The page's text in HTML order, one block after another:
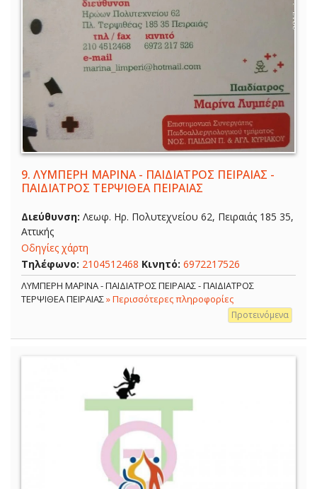
9. ΛΥΜΠΕΡΗ ΜΑΡΙΝΑ - ΠΑΙΔΙΑΤΡΟΣ ΠΕΙΡΑΙΑΣ -
ΠΑΙΔΙΑΤΡΟΣ ΤΕΡΨΙΘΕΑ ΠΕΙΡΑΙΑΣ
Διεύθυνση: Λεωφ. Ηρ. Πολυτεχνείου 62, Πειραιάς 185 35,
Αττικής
Οδηγίες χάρτη
Τηλέφωνο: 2104512468 Κινητό: 6972217526
ΛΥΜΠΕΡΗ ΜΑΡΙΝΑ - ΠΑΙΔΙΑΤΡΟΣ ΠΕΙΡΑΙΑΣ - ΠΑΙΔΙΑΤΡΟΣ
ΤΕΡΨΙΘΕΑ ΠΕΙΡΑΙΑΣ» Περισσότερες πληροφορίες
Προτεινόμενα